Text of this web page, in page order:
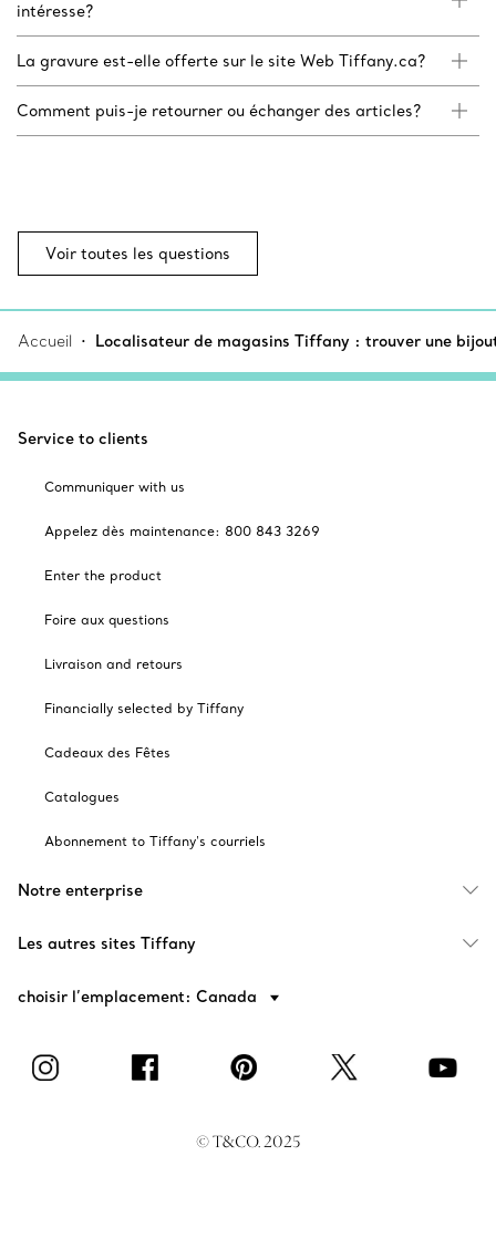
intéresse?
La gravure est-elle offerte sur le site Web Tiffany.ca?
Comment puis-je retourner ou échanger des articles?
Voir toutes les questions
Accueil Localisateur de magasins Tiffany : trouver une
Service to clients
Communiquer with us
Appelez dès maintenance: 800 843 3269
Enter the product
Foire aux questions
Livraison and retours
Financially selected by Tiffany
Cadeaux des Fêtes
Catalogues
Abonnement to Tiffany's courriels
Notre enterprise
Les autres sites Tiffany
choisir l’emplacement: Canada
© T&CO. 2025